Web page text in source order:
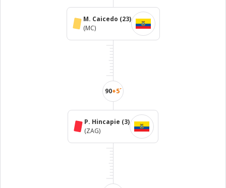
M. Caicedo (23)
(MC)
90+5´
P. Hincapie (3)
(ZAG)